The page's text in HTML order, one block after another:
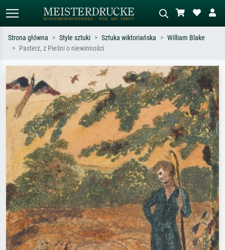
Szukaj wg artysty, tytułu lub stylu – np.
Monet, Gwiaździsta noc,
impresjonizm, fala Hokusaia, akt.
Opisz scenę – np. zielona łąka,
abstrakcja z czerwienią, ciemny olej,
stojący akt obok drzewa.
Strona główna Style sztuki Sztuka wiktoriańska
William Blake
Pasterz, z Pieśni o niewinności